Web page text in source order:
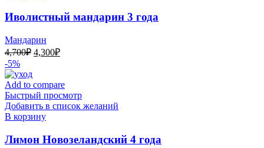
Иволистный мандарин 3 года
Мандарин
4,700₽ Первоначальная
4,700₽.
4,300₽Текущая
-5%
Add to compare
Быстрый просмотр
Добавить в список желаний
В корзину
Лимон Новозеландский 4 года